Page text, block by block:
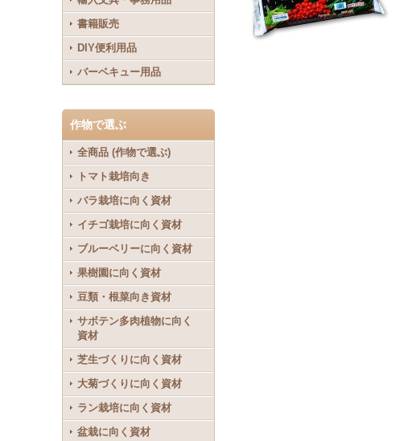
書籍販売
DIY便利用品
バーベキュー用品
作物で選ぶ
全商品 (作物で選ぶ)
トマト栽培向き
バラ栽培に向く資材
イチゴ栽培に向く資材
ブルーベリーに向く資材
果樹園に向く資材
豆類・根菜向き資材
サボテン多肉植物に向く
資材
芝生づくりに向く資材
大菊づくりに向く資材
ラン栽培に向く資材
盆栽に向く資材